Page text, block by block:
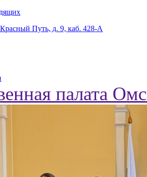
Путь, д. 9, каб. 428-А
палата